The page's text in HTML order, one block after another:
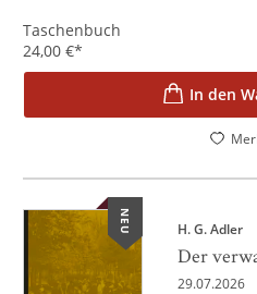
Taschenbuch
24,00 €*
In den
NEU H. G. Adler
Der
29.07.2026